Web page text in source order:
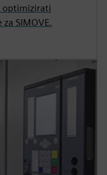
optimizirati
SIMOVE.